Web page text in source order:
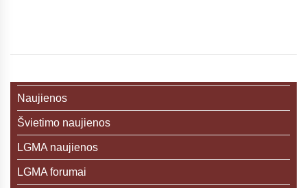
Naujienos
Švietimo naujienos
LGMA naujienos
LGMA forumai